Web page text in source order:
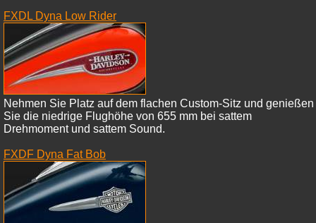
FXDL Dyna Low Rider
Nehmen Sie Platz auf dem flachen Custom-Sitz und genießen
Sie die niedrige Flughöhe von 655 mm bei sattem
Drehmoment und sattem Sound.
FXDF Dyna Fat Bob